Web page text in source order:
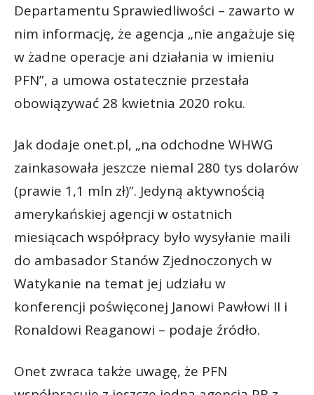
Departamentu Sprawiedliwości – zawarto w
nim informację, że agencja „nie angażuje się
w żadne operacje ani działania w imieniu
PFN”, a umowa ostatecznie przestała
obowiązywać 28 kwietnia 2020 roku.
Jak dodaje onet.pl, „na odchodne WHWG
zainkasowała jeszcze niemal 280 tys dolarów
(prawie 1,1 mln zł)”. Jedyną aktywnością
amerykańskiej agencji w ostatnich
miesiącach współpracy było wysyłanie maili
do ambasador Stanów Zjednoczonych w
Watykanie na temat jej udziału w
konferencji poświęconej Janowi Pawłowi II i
Ronaldowi Reaganowi – podaje źródło.
Onet zwraca także uwagę, że PFN